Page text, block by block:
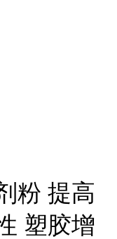
粉 提高
塑胶增